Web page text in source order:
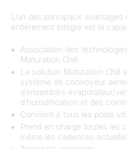
L’un des principaux
entièrement intégré est la
Association des
Maturation Chill
La solution Maturation Chill
système de convoyeur
d’ensembles évaporateur/
d’humidification et des
Convient à tous les poids
Prend en charge toutes les
même les cadences